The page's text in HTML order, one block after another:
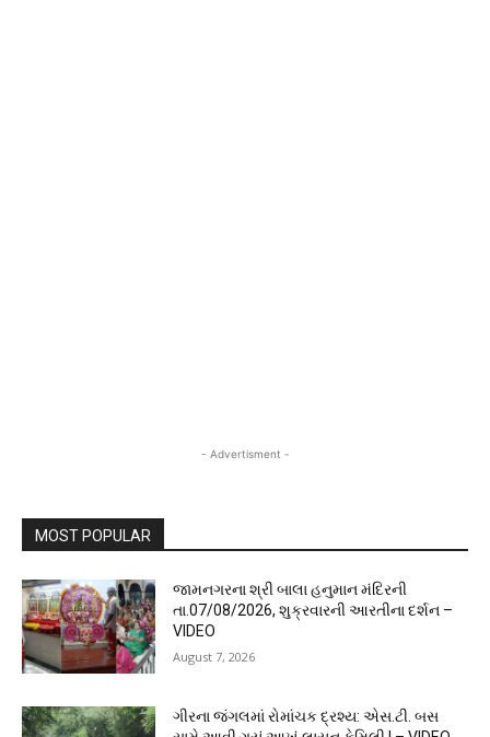
- Advertisment -
MOST POPULAR
જામનગરના શ્રી બાલા હનુમાન મંદિરની
તા.07/08/2026, શુક્રવારની આરતીના દર્શન –
VIDEO
August 7, 2026
ગીરના જંગલમાં રોમાંચક દ્રશ્ય: એસ.ટી. બસ